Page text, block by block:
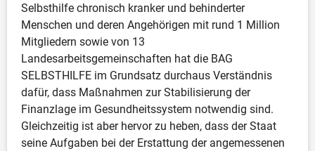
Selbsthilfe chronisch kranker und behinderter
Menschen und deren Angehörigen mit rund 1 Million
Mitgliedern sowie von 13
Landesarbeitsgemeinschaften hat die BAG
SELBSTHILFE im Grundsatz durchaus Verständnis
dafür, dass Maßnahmen zur Stabilisierung der
Finanzlage im Gesundheitssystem notwendig sind.
Gleichzeitig ist aber hervor zu heben, dass der Staat
seine Aufgaben bei der Erstattung der angemessenen